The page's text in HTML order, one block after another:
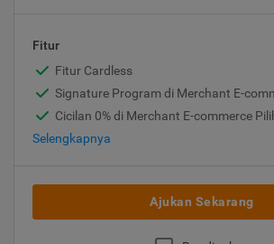
Fitur
Fitur Cardless
Signature Program di Merchant E-
Cicilan 0% di Merchant E-commerce
Selengkapnya
Ajukan Sekarang